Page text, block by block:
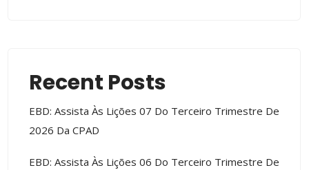
Recent Posts
EBD: Assista Às Lições 07 Do Terceiro Trimestre De
2026 Da CPAD
EBD: Assista Às Lições 06 Do Terceiro Trimestre De